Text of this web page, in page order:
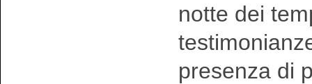
notte dei
presenza di